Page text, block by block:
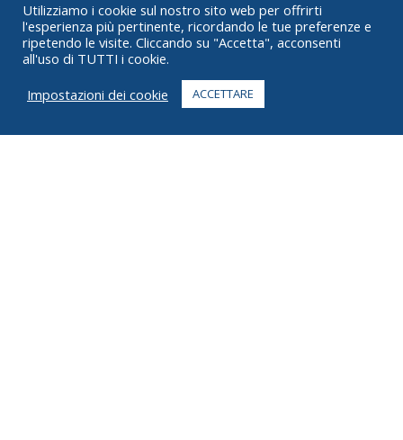
DI
Utilizziamo i cookie sul nostro sito web per offrirti
l'esperienza più pertinente, ricordando le tue preferenze e
ripetendo le visite. Cliccando su "Accetta", acconsenti
all'uso di TUTTI i cookie.
Impostazioni dei cookie
ACCETTARE